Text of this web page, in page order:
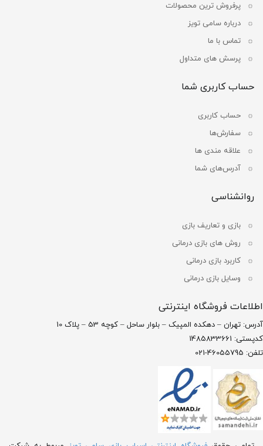
پرفروش ترین محصولات
درباره سامی تویز
تماس با ما
پرسش های متداول
حساب کاربری شما
حساب کاربری
سفارش‌ها
علاقه مندی ها
آدرس‌های شما
روانشناسی
بازی و تعاریف بازی
روش های بازی درمانی
کاربرد بازی درمانی
وسایل بازی درمانی
اطلاعات فروشگاه اینترنتی
آدرس: تهران – دهکده المپیک – بلوار ساحل – کوچه 53 – پلاک 10
کدپستی: 1485833661
تلفن: 46055795-021